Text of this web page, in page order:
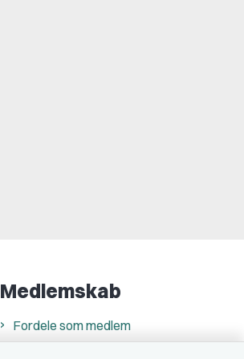
Medlemskab
Fordele som medlem